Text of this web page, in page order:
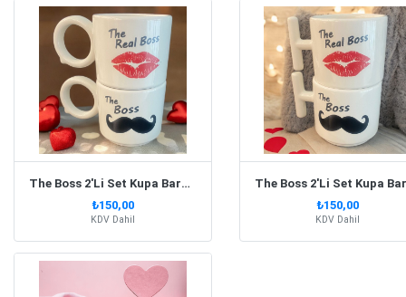
The Boss 2'Li Set Kupa Bardak Yuvarlak Kulp
₺150,00
KDV Dahil
₺150,00
KDV Dahil